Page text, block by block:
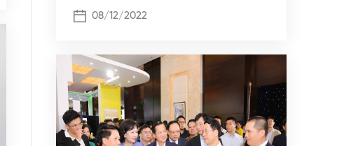
08/12/2022